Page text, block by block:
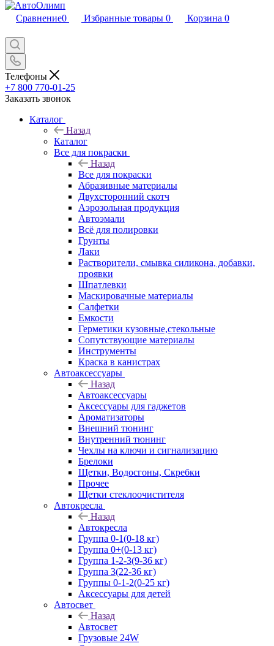
Сравнение0 Избранные товары 0 Корзина 0
Телефоны
+7 800 770-01-25
Заказать звонок
Каталог
Назад
Каталог
Все для покраски
Назад
Все для покраски
Абразивные материалы
Двухсторонний скотч
Аэрозольная продукция
Автоэмали
Всё для полировки
Грунты
Лаки
Растворители, смывка силикона, добавки,
проявки
Шпатлевки
Маскировачные материалы
Салфетки
Емкости
Герметики кузовные,стекольные
Сопутствующие материалы
Инструменты
Краска в канистрах
Автоаксессуары
Назад
Автоаксессуары
Аксессуары для гаджетов
Ароматизаторы
Внешний тюнинг
Внутренний тюнинг
Чехлы на ключи и сигнализацию
Брелоки
Щетки, Водосгоны, Скребки
Прочее
Щетки стеклоочистителя
Автокресла
Назад
Автокресла
Группа 0-1(0-18 кг)
Группа 0+(0-13 кг)
Группа 1-2-3(9-36 кг)
Группа 3(22-36 кг)
Группы 0-1-2(0-25 кг)
Аксессуары для детей
Автосвет
Назад
Автосвет
Грузовые 24W